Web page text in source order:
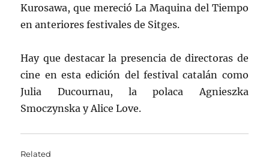
Kurosawa, que mereció La Maquina del Tiempo
en anteriores festivales de Sitges.
Hay que destacar la presencia de directoras de
cine en esta edición del festival catalán como
Julia Ducournau, la polaca Agnieszka
Smoczynska y Alice Love.
Related